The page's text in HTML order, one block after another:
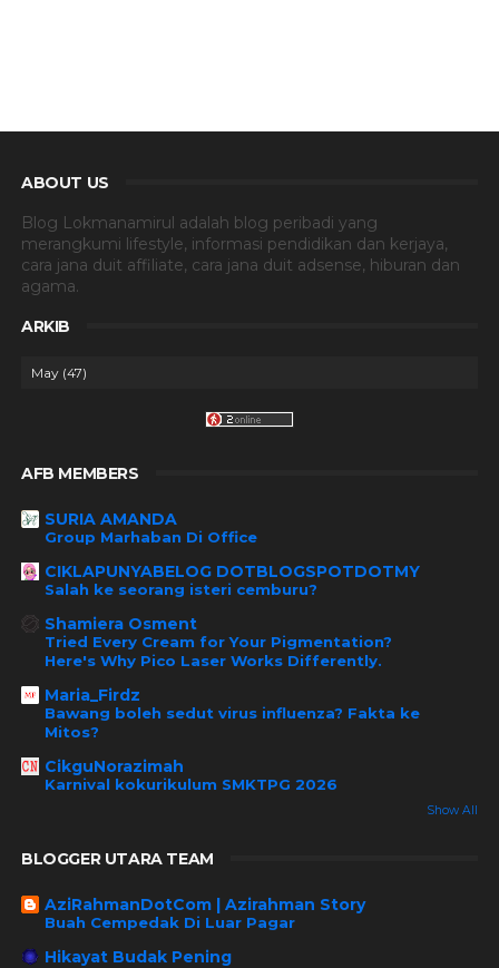
ABOUT US
Blog Lokmanamirul adalah blog peribadi yang
merangkumi lifestyle, informasi pendidikan dan kerjaya,
cara jana duit affiliate, cara jana duit adsense, hiburan dan
agama.
ARKIB
AFB MEMBERS
SURIA AMANDA
Group Marhaban Di Office
CIKLAPUNYABELOG DOTBLOGSPOTDOTMY
Salah ke seorang isteri cemburu?
Shamiera Osment
Tried Every Cream for Your Pigmentation?
Here's Why Pico Laser Works Differently.
Maria_Firdz
Bawang boleh sedut virus influenza? Fakta ke
Mitos?
CikguNorazimah
Karnival kokurikulum SMKTPG 2026
Show All
BLOGGER UTARA TEAM
AziRahmanDotCom | Azirahman Story
Buah Cempedak Di Luar Pagar
Hikayat Budak Pening